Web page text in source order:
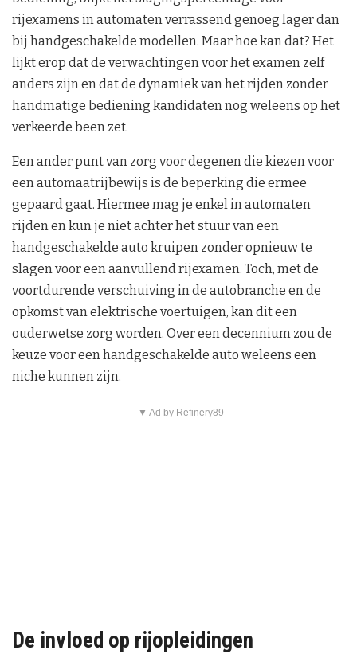
rijexamens in automaten verrassend genoeg lager dan
bij handgeschakelde modellen. Maar hoe kan dat? Het
lijkt erop dat de verwachtingen voor het examen zelf
anders zijn en dat de dynamiek van het rijden zonder
handmatige bediening kandidaten nog weleens op het
verkeerde been zet.
Een ander punt van zorg voor degenen die kiezen voor
een automaatrijbewijs is de beperking die ermee
gepaard gaat. Hiermee mag je enkel in automaten
rijden en kun je niet achter het stuur van een
handgeschakelde auto kruipen zonder opnieuw te
slagen voor een aanvullend rijexamen. Toch, met de
voortdurende verschuiving in de autobranche en de
opkomst van elektrische voertuigen, kan dit een
ouderwetse zorg worden. Over een decennium zou de
keuze voor een handgeschakelde auto weleens een
niche kunnen zijn.
▼ Ad by Refinery89
De invloed op rijopleidingen